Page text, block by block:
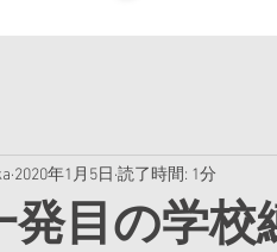
発目の学校
2020年1月5日 読了時間: 1分